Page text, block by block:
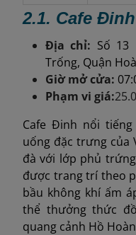
2.1. Cafe Đinh
Địa chỉ: Số 13
Trống, Quận
Giờ mở cửa:
Phạm vi giá:
Cafe Đinh nổi
uống đặc trưng của
đà với lớp phủ
được trang trí theo
bầu không khí ấm
thể thưởng thức
quang cảnh Hồ